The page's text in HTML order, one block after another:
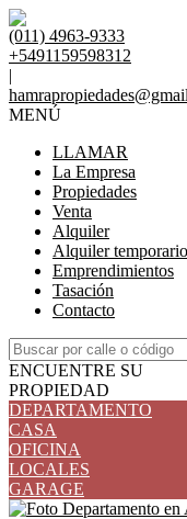
(011) 4963-9333
+5491159598312
|
MENÚ
LLAMAR
La Empresa
Propiedades
Venta
Alquiler
Alquiler temporario
Emprendimientos
Tasación
Contacto
ENCUENTRE SU
PROPIEDAD
DEPARTAMENTO
CASA
OFICINA
LOCALES
GARAGE